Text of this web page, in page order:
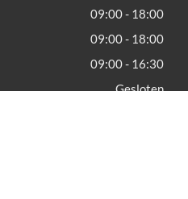
09:00 - 18:00
09:00 - 18:00
09:00 - 16:30
Gesloten